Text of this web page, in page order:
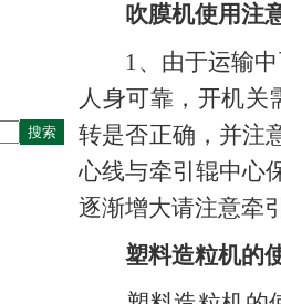
吹膜机使用注
1、由于运输中
人身可靠，开机关
转是否正确，并注
心线与牵引辊中心
逐渐增大请注意牵
塑料造粒机的